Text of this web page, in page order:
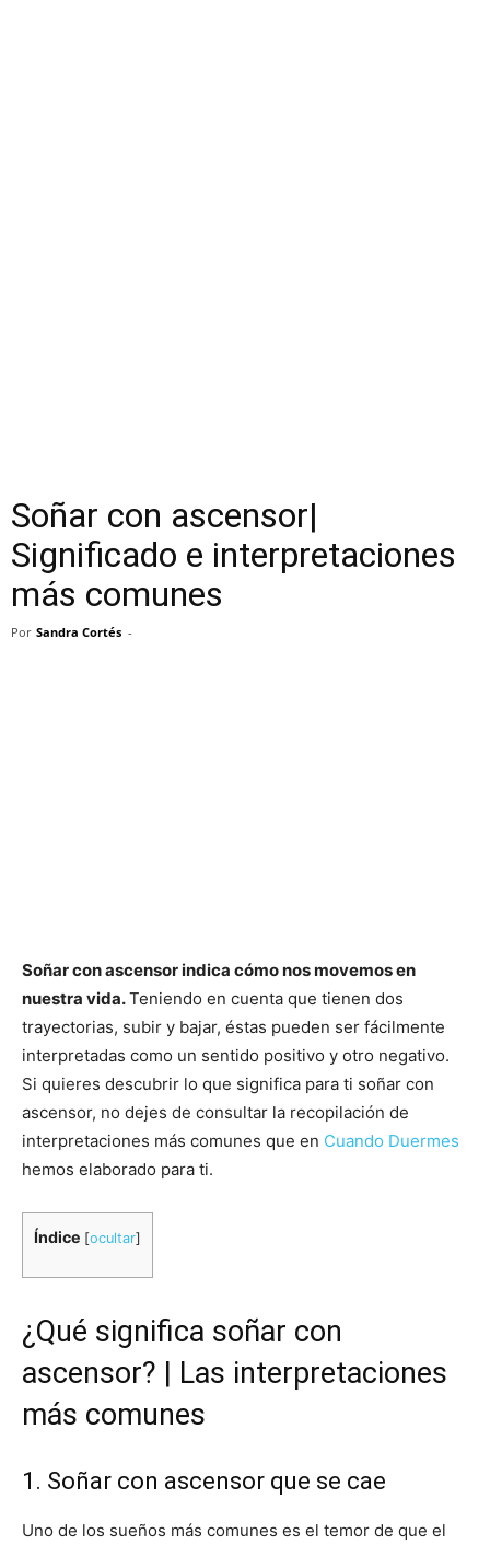
Soñar con ascensor|
Significado e interpretaciones
más comunes
Por Sandra Cortés -
Soñar con ascensor indica cómo nos movemos en
nuestra vida.Teniendo en cuenta que tienen dos
trayectorias, subir y bajar, éstas pueden ser fácilmente
interpretadas como un sentido positivo y otro negativo.
Si quieres descubrir lo que significa para ti soñar con
ascensor, no dejes de consultar la recopilación de
interpretaciones más comunes que en Cuando Duermes
hemos elaborado para ti.
Índice [ocultar]
¿Qué significa soñar con
ascensor? | Las interpretaciones
más comunes
1. Soñar con ascensor que se cae
Uno de los sueños más comunes es el temor de que el